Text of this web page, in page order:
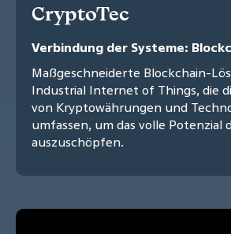
CryptoTec
Verbindung der Systeme:
Maßgeschneiderte Blockchain-
Industrial Internet of Things, die
von Kryptowährungen und
umfassen, um das volle Potenzial
auszuschöpfen.